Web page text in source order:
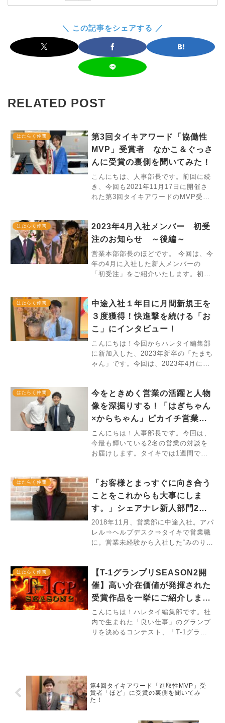
＼ この記事をシェアする ／
RELATED POST
はたらく仲間
第3回タイキアワード「協働性
MVP」受賞者 なかこ＆ぐっさ
んに受賞の裏側を聞いてみた！
こんにちは、人事部長です。前回に続
き、今回も2021年11月17日に開催さ
れた第3回タイキアワードのMVP受賞
HRセクションのなかこ＆ぐっさんをご
紹介します。なかことぐっさ
はたらく仲間
2023年4月入社メンバー 初受
注のお知らせ ～後編～
営業本部部長のほどです。 今回は、今
年の4月に入社した新人メンバーの
「初受注」をご紹介いたします。初受
目のメンバーは、テレアポや飛び込み
などで「新規営業」を行い、自分のお
はたらく仲間
中途入社１年目に月間新規王を
３度獲得！快進撃を続ける「お
こ」にインタビュー！
こんにちは！今回からハレタイ編集部
に新加入した、2023年新卒の「たまち
ゃん」です。今回は、2023年4月に中
した。入社1年目に月間新規王を3度、
四半期毎(クォーター)の新
はたらく仲間
今をときめく営業の活躍と人物
像を深掘りする！「はぎちゃん
×からちゃん」ピカイチ営業対
談
こんにちは！人事部長です。今回は、
今最も輝いている2名の営業の対談を
お届けします。タイキでは1週間で最
業人数からすると、クォーター(四半
期)に一度選ばれるのも容易ではない中
で
はたらく仲間
「お客様とまっすぐに向き合う
ことをこれからも大事にしま
す。」シェアナレ新人部門2連
続受賞者＆タイキ初代新人王に
インタビュー。
2018年11月、営業部に中途入社。アパ
レル⇒ヘルプデスク⇒タイキで営業職
に。営業未経験から入社した“みのり
理店全体のナレッジ共有会）上期審査
会にて、新人部門を受賞。
はたらく仲間
【T-1グランプリSEASON2開
催】高い介在価値が発揮された
受賞作品を一挙にご紹介しま
す！
こんにちは！ハレタイ編集部です。社
内で生まれた「良い仕事」のグランプ
リを決めるコンテスト、「T-1グラン
第4回タイキアワード「進取性MVP」受
賞者「ほど」に受賞の裏側を聞いてみ
た！